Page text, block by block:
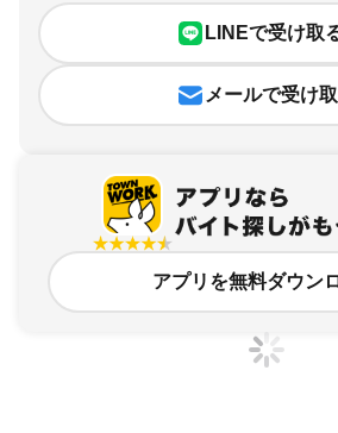
LINEで受け取
メールで受け
アプリを無料ダウン